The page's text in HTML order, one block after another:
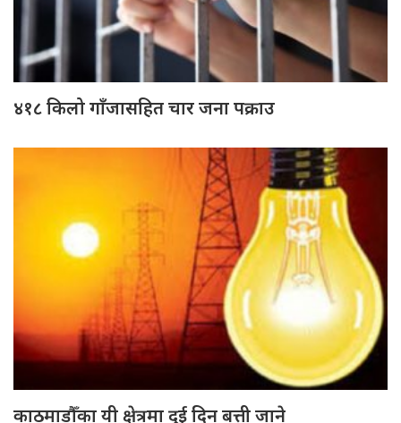
४१८ किलो गाँजासहित चार जना पक्राउ
काठमाडौँका यी क्षेत्रमा दुई दिन बत्ती जाने